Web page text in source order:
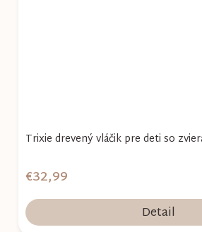
Trixie drevený vláčik pre deti so
€32,99
Detail